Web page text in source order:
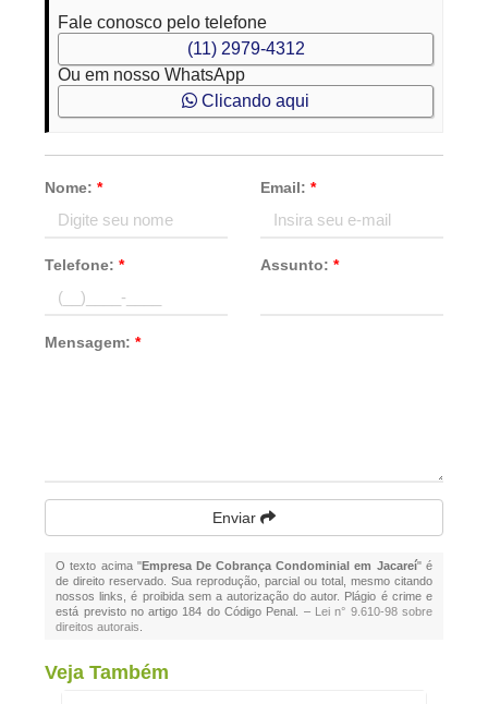
Fale conosco pelo telefone
(11) 2979-4312
Ou em nosso WhatsApp
Clicando aqui
Nome:* Email: *
Telefone:* Assunto: *
Mensagem:*
Enviar
O texto acima "Empresa De Cobrança Condominial em Jacareí" é
de direito reservado. Sua reprodução, parcial ou total, mesmo citando
nossos links, é proibida sem a autorização do autor. Plágio é crime e
está previsto no artigo 184 do Código Penal. – Lei n° 9.610-98 sobre
direitos autorais
Veja Também